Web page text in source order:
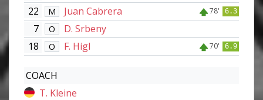
22 M Juan Cabrera 78' 6.3
7 O
D. Srbeny
18
O F. Higl 70' 6.9
COACH
T. Kleine